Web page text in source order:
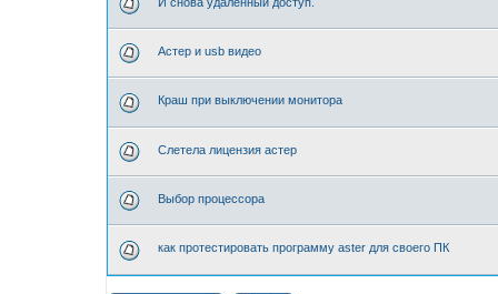
Астер и usb видео
Краш при выключении монитора
Слетела лицензия астер
Выбор процессора
как протестировать программу aster для своего ПК